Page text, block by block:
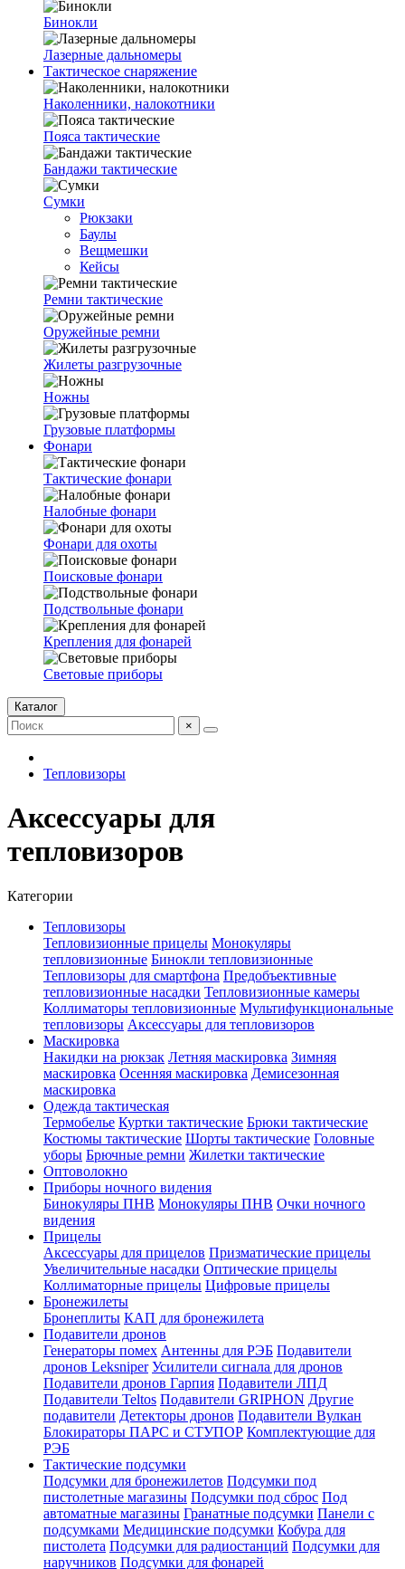
Бинокли
Лазерные дальномеры
Тактическое снаряжение
Наколенники, налокотники
Пояса тактические
Бандажи тактические
Сумки
Рюкзаки
Баулы
Вещмешки
Кейсы
Ремни тактические
Оружейные ремни
Жилеты разгрузочные
Ножны
Грузовые платформы
Фонари
Тактические фонари
Налобные фонари
Фонари для охоты
Поисковые фонари
Подствольные фонари
Крепления для фонарей
Световые приборы
Каталог
×
Тепловизоры
Аксессуары для
тепловизоров
Категории
Тепловизоры
Тепловизионные прицелы Монокуляры
тепловизионные Бинокли тепловизионные
Тепловизоры для смартфона Предобъективные
тепловизионные насадки Тепловизионные камеры
Коллиматоры тепловизионные Мультифункциональные
тепловизоры Аксессуары для тепловизоров
Маскировка
Накидки на рюкзак Летняя маскировка Зимняя
маскировка Осенняя маскировка Демисезонная
маскировка
Одежда тактическая
Термобелье Куртки тактические Брюки тактические
Костюмы тактические Шорты тактические Головные
уборы Брючные ремни Жилетки тактические
Оптоволокно
Приборы ночного видения
Бинокуляры ПНВ Монокуляры ПНВ Очки ночного
видения
Прицелы
Аксессуары для прицелов Призматические прицелы
Увеличительные насадки Оптические прицелы
Коллиматорные прицелы Цифровые прицелы
Бронежилеты
Бронеплиты КАП для бронежилета
Подавители дронов
Генераторы помех Антенны для РЭБ Подавители
дронов Leksniper Усилители сигнала для дронов
Подавители дронов Гарпия Подавители ЛПД
Подавители Teltos Подавители GRIPHON Другие
подавители Детекторы дронов Подавители Вулкан
Блокираторы ПАРС и СТУПОР Комплектующие для
РЭБ
Тактические подсумки
Подсумки для бронежилетов Подсумки под
пистолетные магазины Подсумки под сброс Под
автоматные магазины Гранатные подсумки Панели с
подсумками Медицинские подсумки Кобура для
пистолета Подсумки для радиостанций Подсумки для
наручников Подсумки для фонарей